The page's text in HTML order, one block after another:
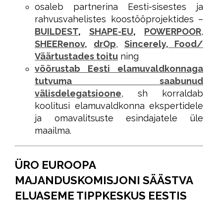
osaleb partnerina Eesti-sisestes ja
rahvusvahelistes koostööprojektides –
BUILDEST, SHAPE-EU, POWERPOOR,
SHEERenov,
drOp, Sincerely, Food/
Väärtustades toitu ning
võõrustab Eesti elamuvaldkonnaga
tutvuma saabunud
välisdelegatsioone, sh korraldab
koolitusi elamuvaldkonna ekspertidele
ja omavalitsuste esindajatele üle
maailma.
ÜRO EUROOPA
MAJANDUSKOMISJONI SÄÄSTVA
ELUASEME TIPPKESKUS EESTIS